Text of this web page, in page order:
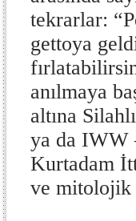
tekrarlar:
gettoya
anılmaya
altına
ya da IWW
Kurtadam
ve mitolojik